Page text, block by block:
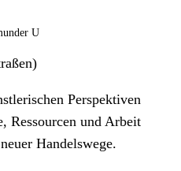
U
Perspektiven
Ressourcen und Arbeit
Handelswege.